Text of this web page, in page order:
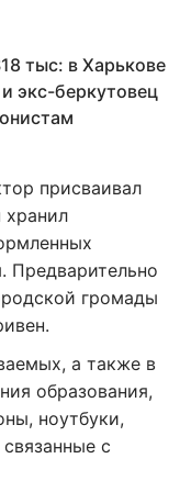
тыс: в Харькове
экс-беркутовец
присваивал
хранил
Предварительно
громады
а также в
образования,
ноутбуки,
с